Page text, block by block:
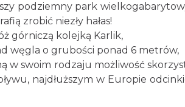
podziemny park
zrobić niezły hałas!
górniczą kolejką Karlik,
węgla o grubości ponad 6 metrów,
w swoim rodzaju możliwość
najdłuższym w Europie